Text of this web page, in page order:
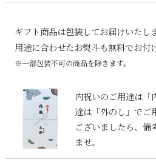
ギフト商品は包装してお届けいたし
用途に合わせたお熨斗も無料でお付
※一部包装不可の商品を除きます。
内祝いのご用途は「
途は「外のし」でご
ございましたら、備
ませ。